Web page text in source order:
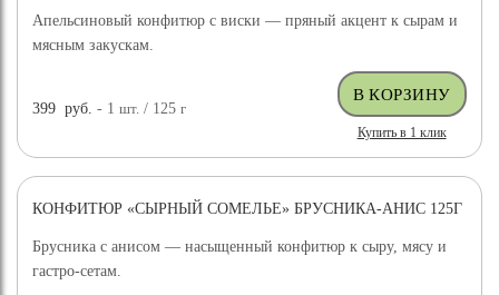
Апельсиновый конфитюр с виски — пряный акцент к сырам и
мясным закускам.
399 руб. - 1шт. / 125г
Купить в 1 клик
КОНФИТЮР «СЫРНЫЙ СОМЕЛЬЕ» БРУСНИКА-АНИС 125Г
Брусника с анисом — насыщенный конфитюр к сыру, мясу и
гастро-сетам.